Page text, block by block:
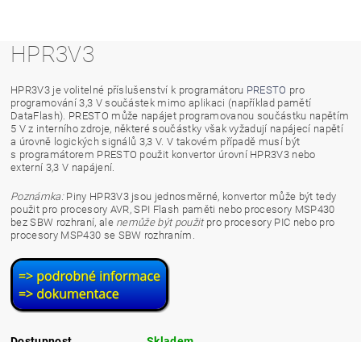
HPR3V3
HPR3V3 je volitelné příslušenství k programátoru PRESTO pro
programování 3,3 V součástek mimo aplikaci (například pamětí
DataFlash). PRESTO může napájet programovanou součástku napětím
5 V z interního zdroje, některé součástky však vyžadují napájecí napětí
a úrovně logických signálů 3,3 V. V takovém případě musí být
s programátorem PRESTO použit konvertor úrovní HPR3V3 nebo
externí 3,3 V napájení.
Poznámka:Piny HPR3V3 jsou jednosměrné, konvertor může být tedy
použit pro procesory AVR, SPI Flash paměti nebo procesory MSP430
bez SBW rozhraní, ale nemůže být použitpro procesory PIC nebo pro
procesory MSP430 se SBW rozhraním.